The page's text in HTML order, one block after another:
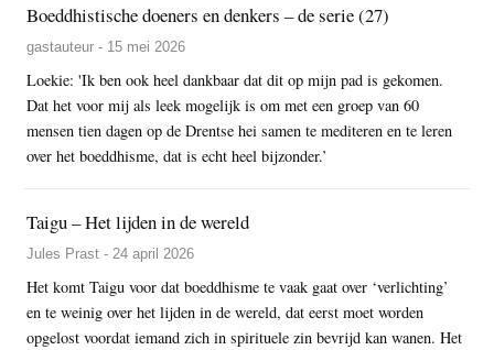
Boeddhistische doeners en denkers – de serie (27)
gastauteur - 15 mei 2026
Loekie: 'Ik ben ook heel dankbaar dat dit op mijn pad is gekomen.
Dat het voor mij als leek mogelijk is om met een groep van 60
mensen tien dagen op de Drentse hei samen te mediteren en te leren
over het boeddhisme, dat is echt heel bijzonder.’
Taigu – Het lijden in de wereld
Jules Prast - 24 april 2026
Het komt Taigu voor dat boeddhisme te vaak gaat over ‘verlichting’
en te weinig over het lijden in de wereld, dat eerst moet worden
opgelost voordat iemand zich in spirituele zin bevrijd kan wanen. Het